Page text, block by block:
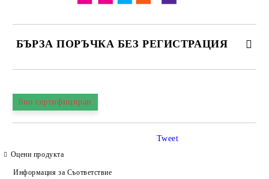
БЪРЗА ПОРЪЧКА БЕЗ РЕГИСТРАЦИЯ
био сертифициран
Оцени продукта
Информация за Съответствие
Tweet